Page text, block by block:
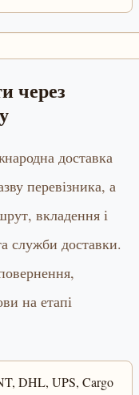
через
доставка
перевізника, а
вкладення і
служби доставки.
на етапі
DHL, UPS, Cargo